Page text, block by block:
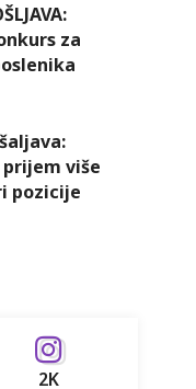
za
prijem više
pozicije
2K